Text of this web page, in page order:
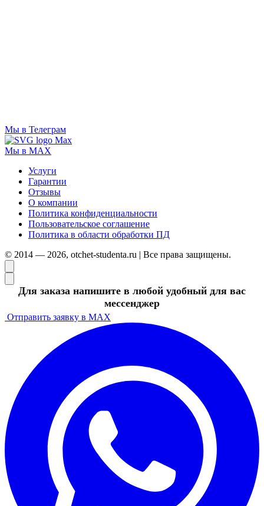
Мы в Телеграм
Мы в MAX
Услуги
Гарантии
Отзывы
О компании
Политика конфиденциальности
Пользовательское соглашение
Политика в области обработки ПД
© 2014 — 2026, otchet-studenta.ru | Все права защищены.
Для заказа напишите в любой удобный для вас
мессенджер
Отправить заявку в MAX